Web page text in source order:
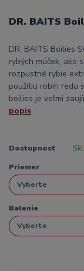
DR. BAITS
DR. BAITS Boilies
rybých múčok, ako
rozpustné rybie
použitiu robin redu
boilies je veľmi
popis
Dostupnosť
Priemer
Balenie